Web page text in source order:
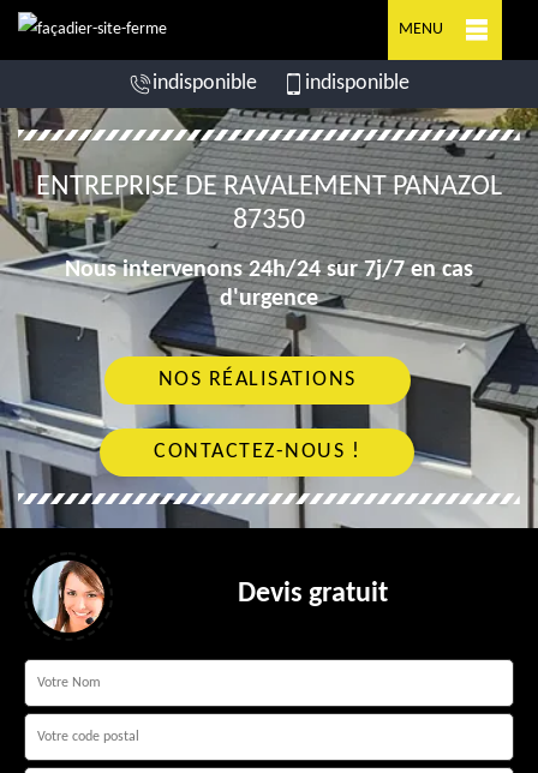
MENU
indisponible indisponible
ENTREPRISE DE RAVALEMENT PANAZOL
87350
Nous intervenons 24h/24 sur 7j/7 en cas
d'urgence
NOS RÉALISATIONS
CONTACTEZ-NOUS !
Devis gratuit